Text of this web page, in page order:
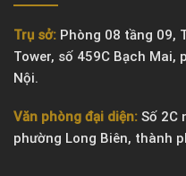
Trụ sở: Phòng 08 tầng 09,
Tower, số 459C Bạch Mai,
Nội.
Văn phòng đại diện: Số 2C
phường Long Biên, thành